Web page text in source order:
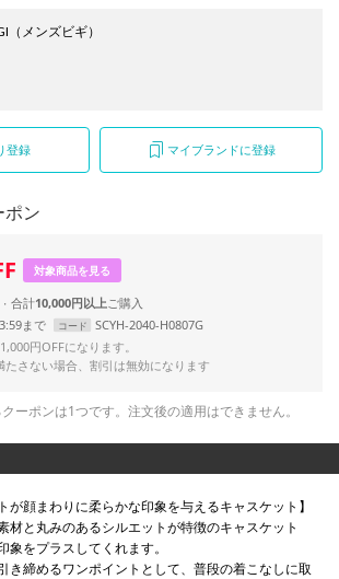
（メンズビギ）
登録 マイブランドに登録
ポン
対象商品を見る
合計10,000円以上
まで コード
SCYH-2040-H0807G
円OFFになります。
さない場合、割引は無効になります
ーポンは1つです。注文後の適用はできません。
が顔まわりに柔らかな印象を与えるキャスケット】
材と丸みのあるシルエットが特徴のキャスケット
象をプラスしてくれます。
き締めるワンポイントとして、普段の着こなしに取